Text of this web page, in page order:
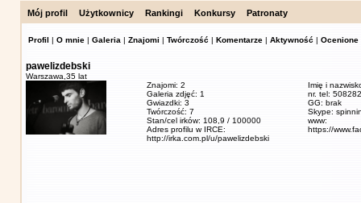
Mój profil Użytkownicy Rankingi Konkursy Patronaty
Profil | O mnie | Galeria | Znajomi | Twórczość | Komentarze | Aktywność | Ocenione
pawelizdebski
Warszawa, 35 lat
Znajomi: 2
Galeria zdjęć: 1
Gwiazdki: 3
Twórczość: 7
Stan/cel irków: 108,9 / 100000
Adres profilu w IRCE:
http://irka.com.pl/u/pawelizdebski
Imię i
nr. tel:
GG: brak
Skype:
www:
https://